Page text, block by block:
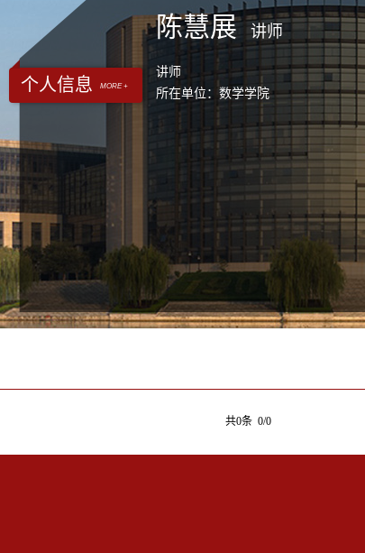
个人信息 MORE +
陈慧展 讲师
讲师
所在单位：数学学院
共0条 0/0